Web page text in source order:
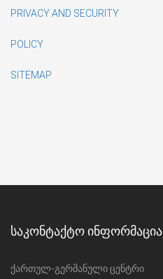
PRIVACY AND SECURITY
POLICY
SITEMAP
ᲡᲐᲙᲝᲜᲢᲐᲥᲢᲝ ᲘᲜᲤᲝᲠᲛᲐᲪᲘᲐ
ქართულ-გერმანული ცენტრი